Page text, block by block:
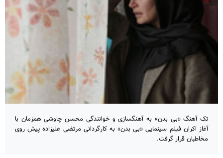
تک آهنگ «بی بدن» به آهنگسازی و خوانندگی محسن چاوشی همزمان با
آغاز اکران فیلم سینمایی «بی بدن» به کارگردانی مرتضی علیزاده پیش روی
مخاطبان قرار گرفت.